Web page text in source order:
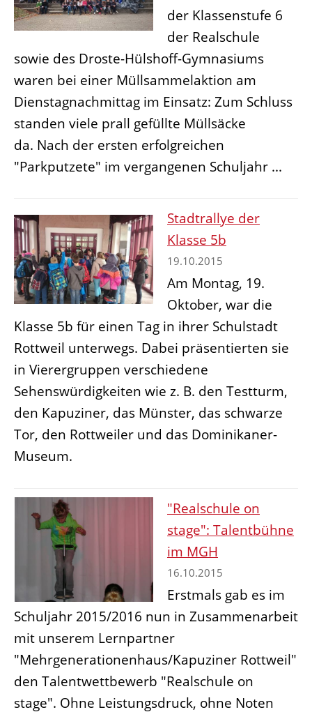
der Klassenstufe 6
der Realschule
sowie des Droste-Hülshoff-Gymnasiums
waren bei einer Müllsammelaktion am
Dienstagnachmittag im Einsatz: Zum Schluss
standen viele prall gefüllte Müllsäcke
da. Nach der ersten erfolgreichen
"Parkputzete" im vergangenen Schuljahr ...
Stadtrallye der
Klasse 5b
19.10.2015
Am Montag, 19.
Oktober, war die
Klasse 5b für einen Tag in ihrer Schulstadt
Rottweil unterwegs. Dabei präsentierten sie
in Vierergruppen verschiedene
Sehenswürdigkeiten wie z. B. den Testturm,
den Kapuziner, das Münster, das schwarze
Tor, den Rottweiler und das Dominikaner-
Museum.
"Realschule on
stage": Talentbühne
im MGH
16.10.2015
Erstmals gab es im
Schuljahr 2015/2016 nun in Zusammenarbeit
mit unserem Lernpartner
"Mehrgenerationenhaus/Kapuziner Rottweil"
den Talentwettbewerb "Realschule on
stage". Ohne Leistungsdruck, ohne Noten